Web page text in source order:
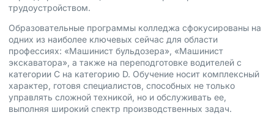
трудоустройством.
Образовательные программы колледжа сфокусированы на
одних из наиболее ключевых сейчас для области
профессиях: «Машинист бульдозера», «Машинист
экскаватора», а также на переподготовке водителей с
категории C на категорию D. Обучение носит комплексный
характер, готовя специалистов, способных не только
управлять сложной техникой, но и обслуживать ее,
выполняя широкий спектр производственных задач.